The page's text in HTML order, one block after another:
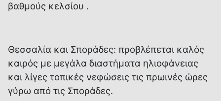
βαθμούς κελσίου .
Θεσσαλία και Σποράδες: προβλέπεται καλός
καιρός με μεγάλα διαστήματα ηλιοφάνειας
και λίγες τοπικές νεφώσεις τις πρωινές ώρες
γύρω από τις Σποράδες.